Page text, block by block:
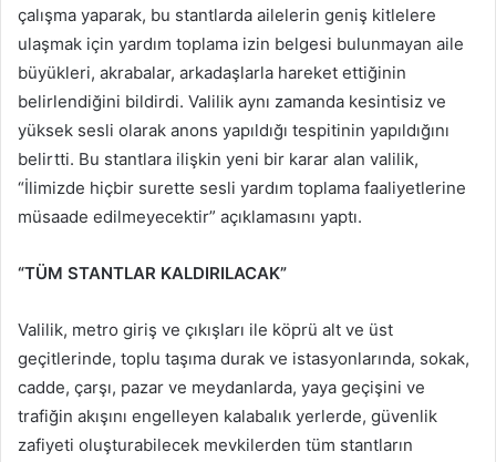
çalışma yaparak, bu stantlarda ailelerin geniş kitlelere
ulaşmak için yardım toplama izin belgesi bulunmayan aile
büyükleri, akrabalar, arkadaşlarla hareket ettiğinin
belirlendiğini bildirdi. Valilik aynı zamanda kesintisiz ve
yüksek sesli olarak anons yapıldığı tespitinin yapıldığını
belirtti. Bu stantlara ilişkin yeni bir karar alan valilik,
“İlimizde hiçbir surette sesli yardım toplama faaliyetlerine
müsaade edilmeyecektir” açıklamasını yaptı.
“TÜM STANTLAR KALDIRILACAK”
Valilik, metro giriş ve çıkışları ile köprü alt ve üst
geçitlerinde, toplu taşıma durak ve istasyonlarında, sokak,
cadde, çarşı, pazar ve meydanlarda, yaya geçişini ve
trafiğin akışını engelleyen kalabalık yerlerde, güvenlik
zafiyeti oluşturabilecek mevkilerden tüm stantların